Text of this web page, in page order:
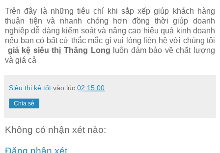
Trên đây là những tiêu chí khi sắp xếp giúp khách hàng
thuận tiện và nhanh chóng hơn đồng thời giúp doanh
nghiệp dễ dàng kiểm soát và nâng cao hiệu quả kinh doanh
nếu bạn có bất cứ thắc mắc gì vui lòng liên hệ với chúng tôi
giá kệ siêu thị Thăng Long
luôn đảm bảo về chất lượng
và giá cả
Siêu thị kệ tốt vào lúc 02:15:00
Chia sẻ
Không có nhận xét nào:
Đăng nhận xét